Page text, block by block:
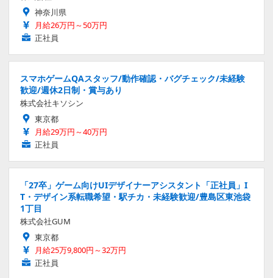
神奈川県
月給26万円～50万円
正社員
スマホゲームQAスタッフ/動作確認・バグチェック/未経験
歓迎/週休2日制・賞与あり
株式会社キソシン
東京都
月給29万円～40万円
正社員
「27卒」ゲーム向けUIデザイナーアシスタント「正社員」I
T・デザイン系転職希望・駅チカ・未経験歓迎/豊島区東池袋
1丁目
株式会社GUM
東京都
月給25万9,800円～32万円
正社員